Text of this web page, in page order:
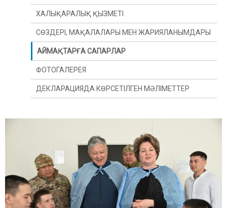
ХАЛЫҚАРАЛЫҚ ҚЫЗМЕТІ
СӨЗДЕРІ, МАҚАЛАЛАРЫ МЕН ЖАРИЯЛАНЫМДАРЫ
АЙМАҚТАРҒА САПАРЛАР
ФОТОГАЛЕРЕЯ
ДЕКЛАРАЦИЯДА КӨРСЕТІЛГЕН МӘЛІМЕТТЕР